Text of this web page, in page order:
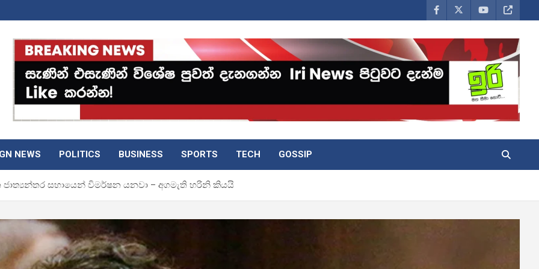
NEWS POLITICS BUSINESS SPORTS TECH GOSSIP
සහායෙන් විමර්ෂන යනවා – අගමැති හරිනි කියයි